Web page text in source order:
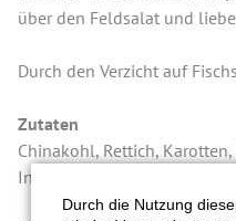
über den Feldsalat und
Durch den Verzicht auf
Zutaten
Chinakohl, Rettich,
Ingwer, Knoblauch,
Durch die Nutzung